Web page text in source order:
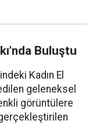
Buluştu
Kadın El
geleneksel
görüntülere